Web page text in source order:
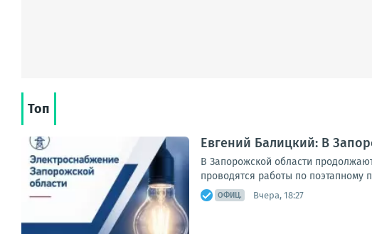
Топ
Евгений Балицкий: В
В Запорожской области
проводятся работы по
ОФИЦ. Вчера, 18:27